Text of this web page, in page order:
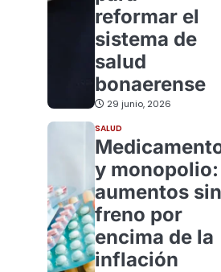
reformar el
sistema de
salud
bonaerense
29 junio, 2026
SALUD
y monopolio:
aumentos sin
freno por
encima de la
inflación